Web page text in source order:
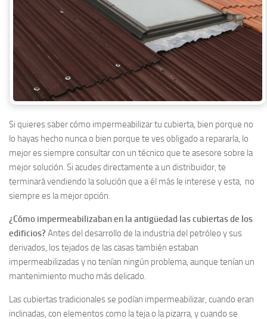
Si quieres saber cómo impermeabilizar tu cubierta, bien porque no
lo hayas hecho nunca o bien porque te ves obligado a repararla, lo
mejor es siempre consultar con un técnico que te asesore sobre la
mejor solución. Si acudes directamente a un distribuidor, te
terminará vendiendo la solución que a él más le interese y esta, no
siempre es la mejor opción.
¿Cómo impermeabilizaban en la antigüedad las cubiertas de los
edificios? Antes del desarrollo de la industria del petróleo y sus
derivados, los tejados de las casas también estaban
impermeabilizadas y no tenían ningún problema, aunque tenían un
mantenimiento mucho más delicado.
Las cubiertas tradicionales se podían impermeabilizar, cuando eran
inclinadas, con elementos como la teja o la pizarra, y cuando se